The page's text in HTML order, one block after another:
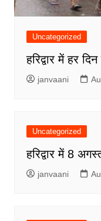
Uncategorized
हरिद्वार में हर
janvaani
Uncategorized
हरिद्वार में 8
janvaani